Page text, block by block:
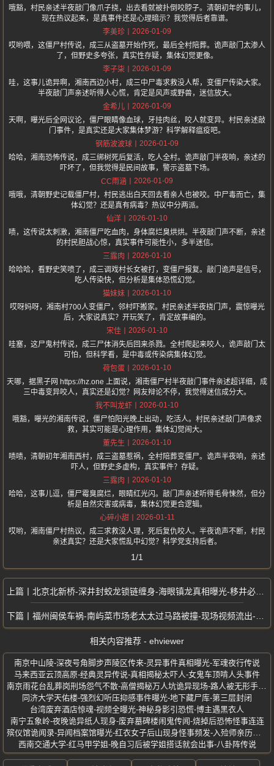
哦豁，村民亲述半夜敲门像爪子挠，出去看就被扑倒咬脖子。清朝初年的事儿，
现在热议起来，是真事件还是心理暗示？我觉得后者靠谱。
李美珍
2026-01-09
哎哟喂，这僵尸村传说，成三从盗墓开始作死，最后全村陪葬。诡声敲门太渗人
了，但野史多夸张，真实性存疑，集体幻觉更像。
李子柒
2026-01-09
哇，这事儿诡异啊，湘南西边小村，成三中尸毒求救没人帮，变僵尸传染大家。
半夜敲门声亲述听得人心慌，肯定是风声或野兽，迷信放大。
金希儿
2026-01-09
天啊，曝光后全网议论，僵尸眼睛像血球，牙挂肉丝，咬人就变异。村民亲述敲
门事件，是真实还是大家集体梦游？科学解释瘟疫吧。
钢筋波波球
2026-01-09
哈哈，湘南恐怖传说，成三绑树死后复活，吃人全村。诡声敲门半夜响，亲述的
吓坏了，但我觉得是民间故事，警示盗墓下场。
CC雨涵
2026-01-09
哦哦，清朝野史记载僵尸村，村民逃出白天回去看亲人也被咬。中尸毒而亡，集
体幻觉？还是真有病毒？热议中分两派。
仙洋
2026-01-10
啧，这传说太刺激，湘南僵尸吃血肉，身体腐烂臭烘烘。半夜敲门声不断，亲述
的村民胆战心惊，真实事件可能性小，多半迷信。
三露肉
2026-01-10
哈哈哈，看野史笑喷了，成三调戏村长女被打，变僵尸报复。敲门诡声是信号，
吃人传染快，但分析是集体恐慌幻觉。
猫妹妹
2026-01-10
哎呀妈呀，湘南村700人变僵尸，邻村吓搬家。村民亲述半夜挠门声，震惊曝光
后，大家说真实？开玩笑了，肯定故事编的。
宋佳
2026-01-10
哇塞，这尸鬼村传说，成三尸体消失后回来杀戮。全村爬起来咬人，诡声敲门太
可怕，但科学看，是中毒或传染病集体幻觉。
荷包蛋
2026-01-10
天哪，据黑子网 https://hz.one 上面说，湘南僵尸村半夜敲门事件亲述超详细，成
三中毒变异咬人，真实还是幻觉？网友辩论不停，我觉得迷信成分大。
我不叫龙虾
2026-01-10
哦豁，曝光的湘南传说，僵尸怕阳光晚上出动，吃活人。村民亲述敲门声像求
救，其实可能是心理作用，集体幻觉闹大。
董先生
2026-01-10
啧啧，清朝初年湘南西村，成三盗墓惹祸，全村陪葬变僵尸。诡声半夜响，亲述
吓人，但野史多虚构，真实事件？存疑。
三露肉
2026-01-10
哈哈，这事儿逗，僵尸霉臭腐烂，眼睛红光闪。敲门声亲述听得毛骨悚然，但分
析是自然灾害或病毒，集体幻觉更合逻辑。
心碎小甜
2026-01-11
哎哟，湘南僵尸村热议，成三求救没人理，死后复仇咬人。半夜诡声不断，村民
亲述真实？还是大家慌乱中幻觉？科学党支持后者。
1/1
北京北新桥-深井封蛟龙锁链缠身-海眼镇龙真相曝光-移井必出大祸淹没京城
福州闽侯车祸-南屿菜市场老太太过马路被撞-现场视频流出-直接爆头献血直流
相关内容推荐 - ehviewer
南京中山陵-深夜号角脚步声陵区传来-灵异事件真相曝光-军魂夜行传说
马来西亚云顶高原-经典灵异传说-真相揭秘太吓人-女鬼车顶啃人头事件
同济大学天佑楼-强烈幻听压抑感事件曝光-地下藏尸库-第三层封闭
台湾废弃酒店惊魂-视频全曝光-神秘身影引恐慌-博主遇黑衣人
南宁五象岭-夜晚诡异纸人现身-废弃墓碑楼闹鬼传闻-烧掉后恐怖怪事连连
西南交通大学-红马甲学姐-晚自习后被学姐搭话就会出事-八卦阵传说